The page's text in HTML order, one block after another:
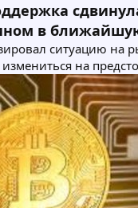
в
ситуацию на
измениться на